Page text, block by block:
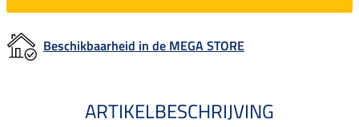
Beschikbaarheid in de MEGA STORE
ARTIKELBESCHRIJVING